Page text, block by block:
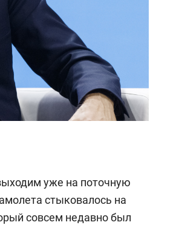
уже на поточную
стыковалось на
совсем недавно был